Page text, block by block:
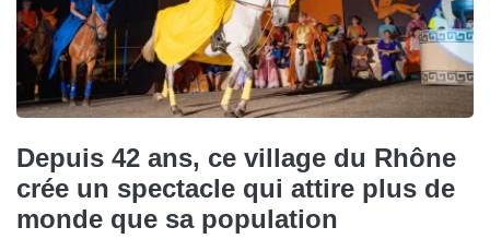
Depuis 42 ans, ce village du Rhône
crée un spectacle qui attire plus de
monde que sa population